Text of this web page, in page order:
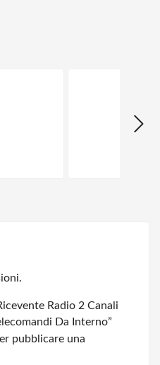
Radio 2 Canali
Da Interno”
pubblicare una